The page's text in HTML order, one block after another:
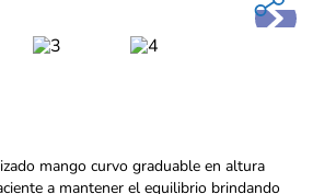
mango curvo graduable en altura
a mantener el equilibrio brindando